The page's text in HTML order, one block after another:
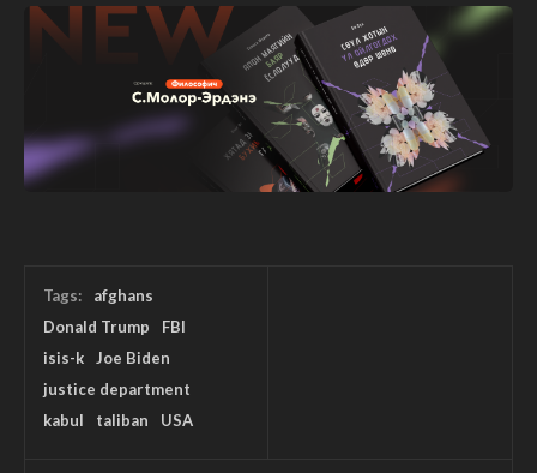
Tags:
afghans
Donald Trump
FBI
isis-k
Joe Biden
justice department
kabul
taliban USA